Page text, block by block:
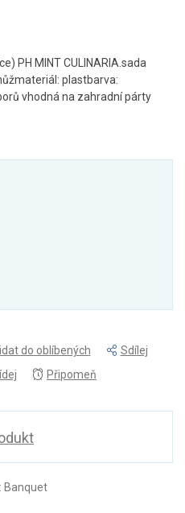
PH MINT CULINARIA.sada
plastbarva:
vhodná na zahradní párty
do oblíbených
Sdílej
Připomeň
Banquet